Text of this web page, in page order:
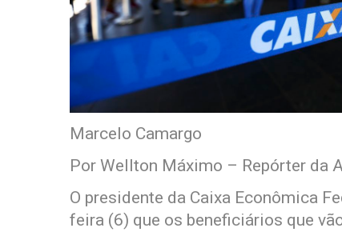
Marcelo Camargo
Por Wellton Máximo – Repórter da
O presidente da Caixa Econômica
feira (6) que os beneficiários que